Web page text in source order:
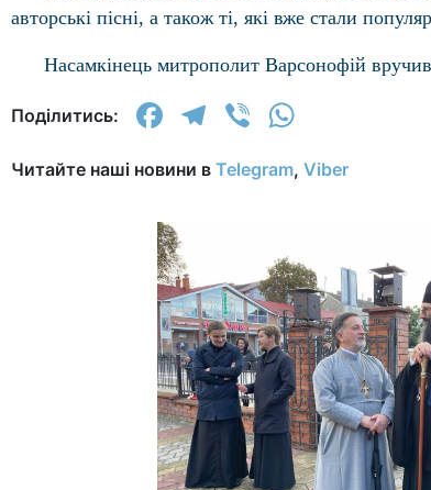
авторські пісні, а також ті, які вже стали
Насамкінець митрополит Варсонофій
Поділитись: Facebook
Telegram
Viber
Читайте наші новини в Telegram, Viber